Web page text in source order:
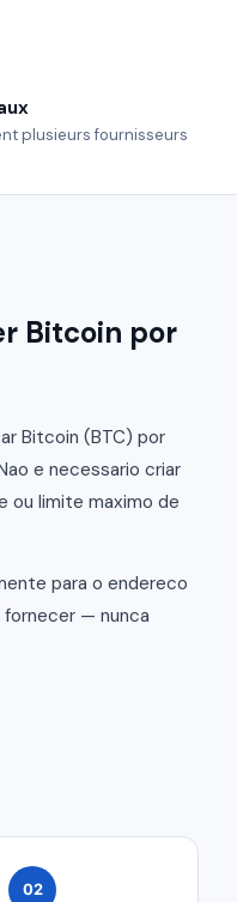
plusieurs fournisseurs
Bitcoin por
Bitcoin (BTC) por
e necessario criar
ou limite maximo de
para o endereco
fornecer — nunca
02